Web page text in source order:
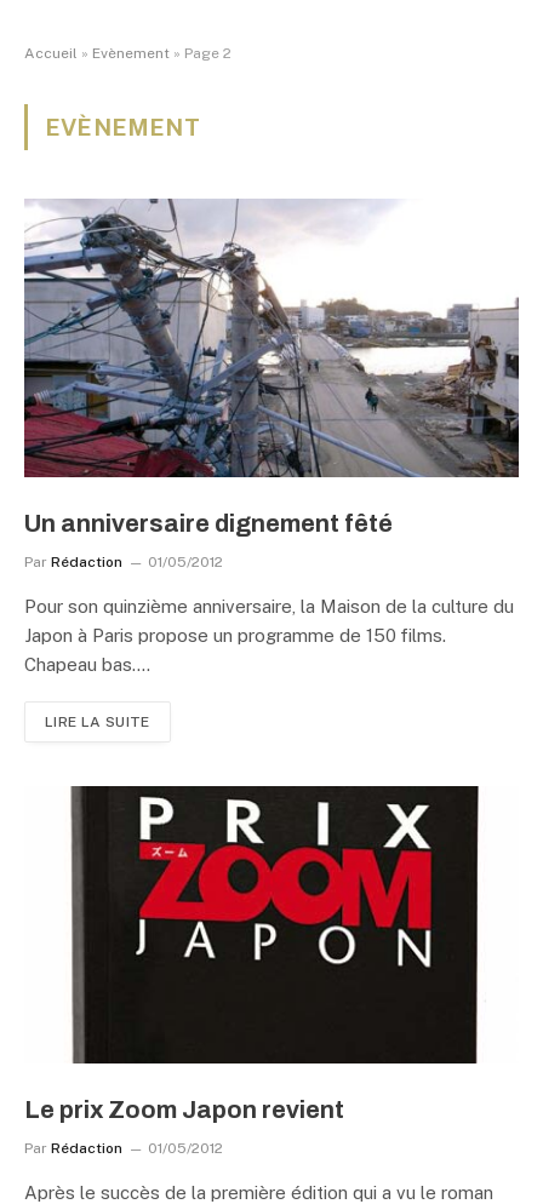
Accueil » Evènement » Page 2
EVÈNEMENT
Un anniversaire dignement fêté
Par Rédaction 01/05/2012
Pour son quinzième anniversaire, la Maison de la culture du
Japon à Paris propose un programme de 150 films.
Chapeau bas.…
LIRE LA SUITE
Le prix Zoom Japon revient
Par Rédaction 01/05/2012
Après le succès de la première édition qui a vu le roman